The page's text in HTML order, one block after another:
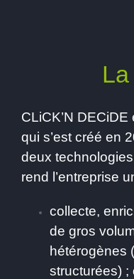
CLiCK’N
qui s’est créé en
deux
rend l’entreprise
collecte,
de gros
hétérogènes
structurées) ;